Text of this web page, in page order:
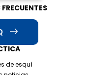
de esquí